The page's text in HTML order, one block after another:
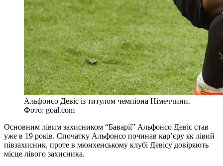
Альфонсо Девіс із титулом чемпіона Німеччини.
Фото: goal.com
Основним лівим захисником “Баварії” Альфонсо Девіс став
уже в 19 років. Спочатку Альфонсо починав кар’єру як лівий
півзахисник, проте в мюнхенському клубі Девісу довіряють
місце лівого захисника.